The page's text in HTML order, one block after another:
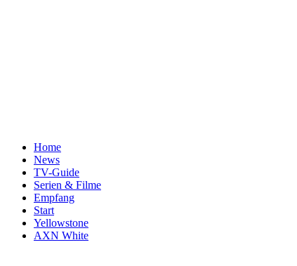
Home
News
TV-Guide
Serien & Filme
Empfang
Start
Yellowstone
AXN White